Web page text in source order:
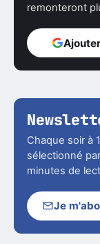
remonteront
Chaque soir à
sélectionné
minutes de
Je